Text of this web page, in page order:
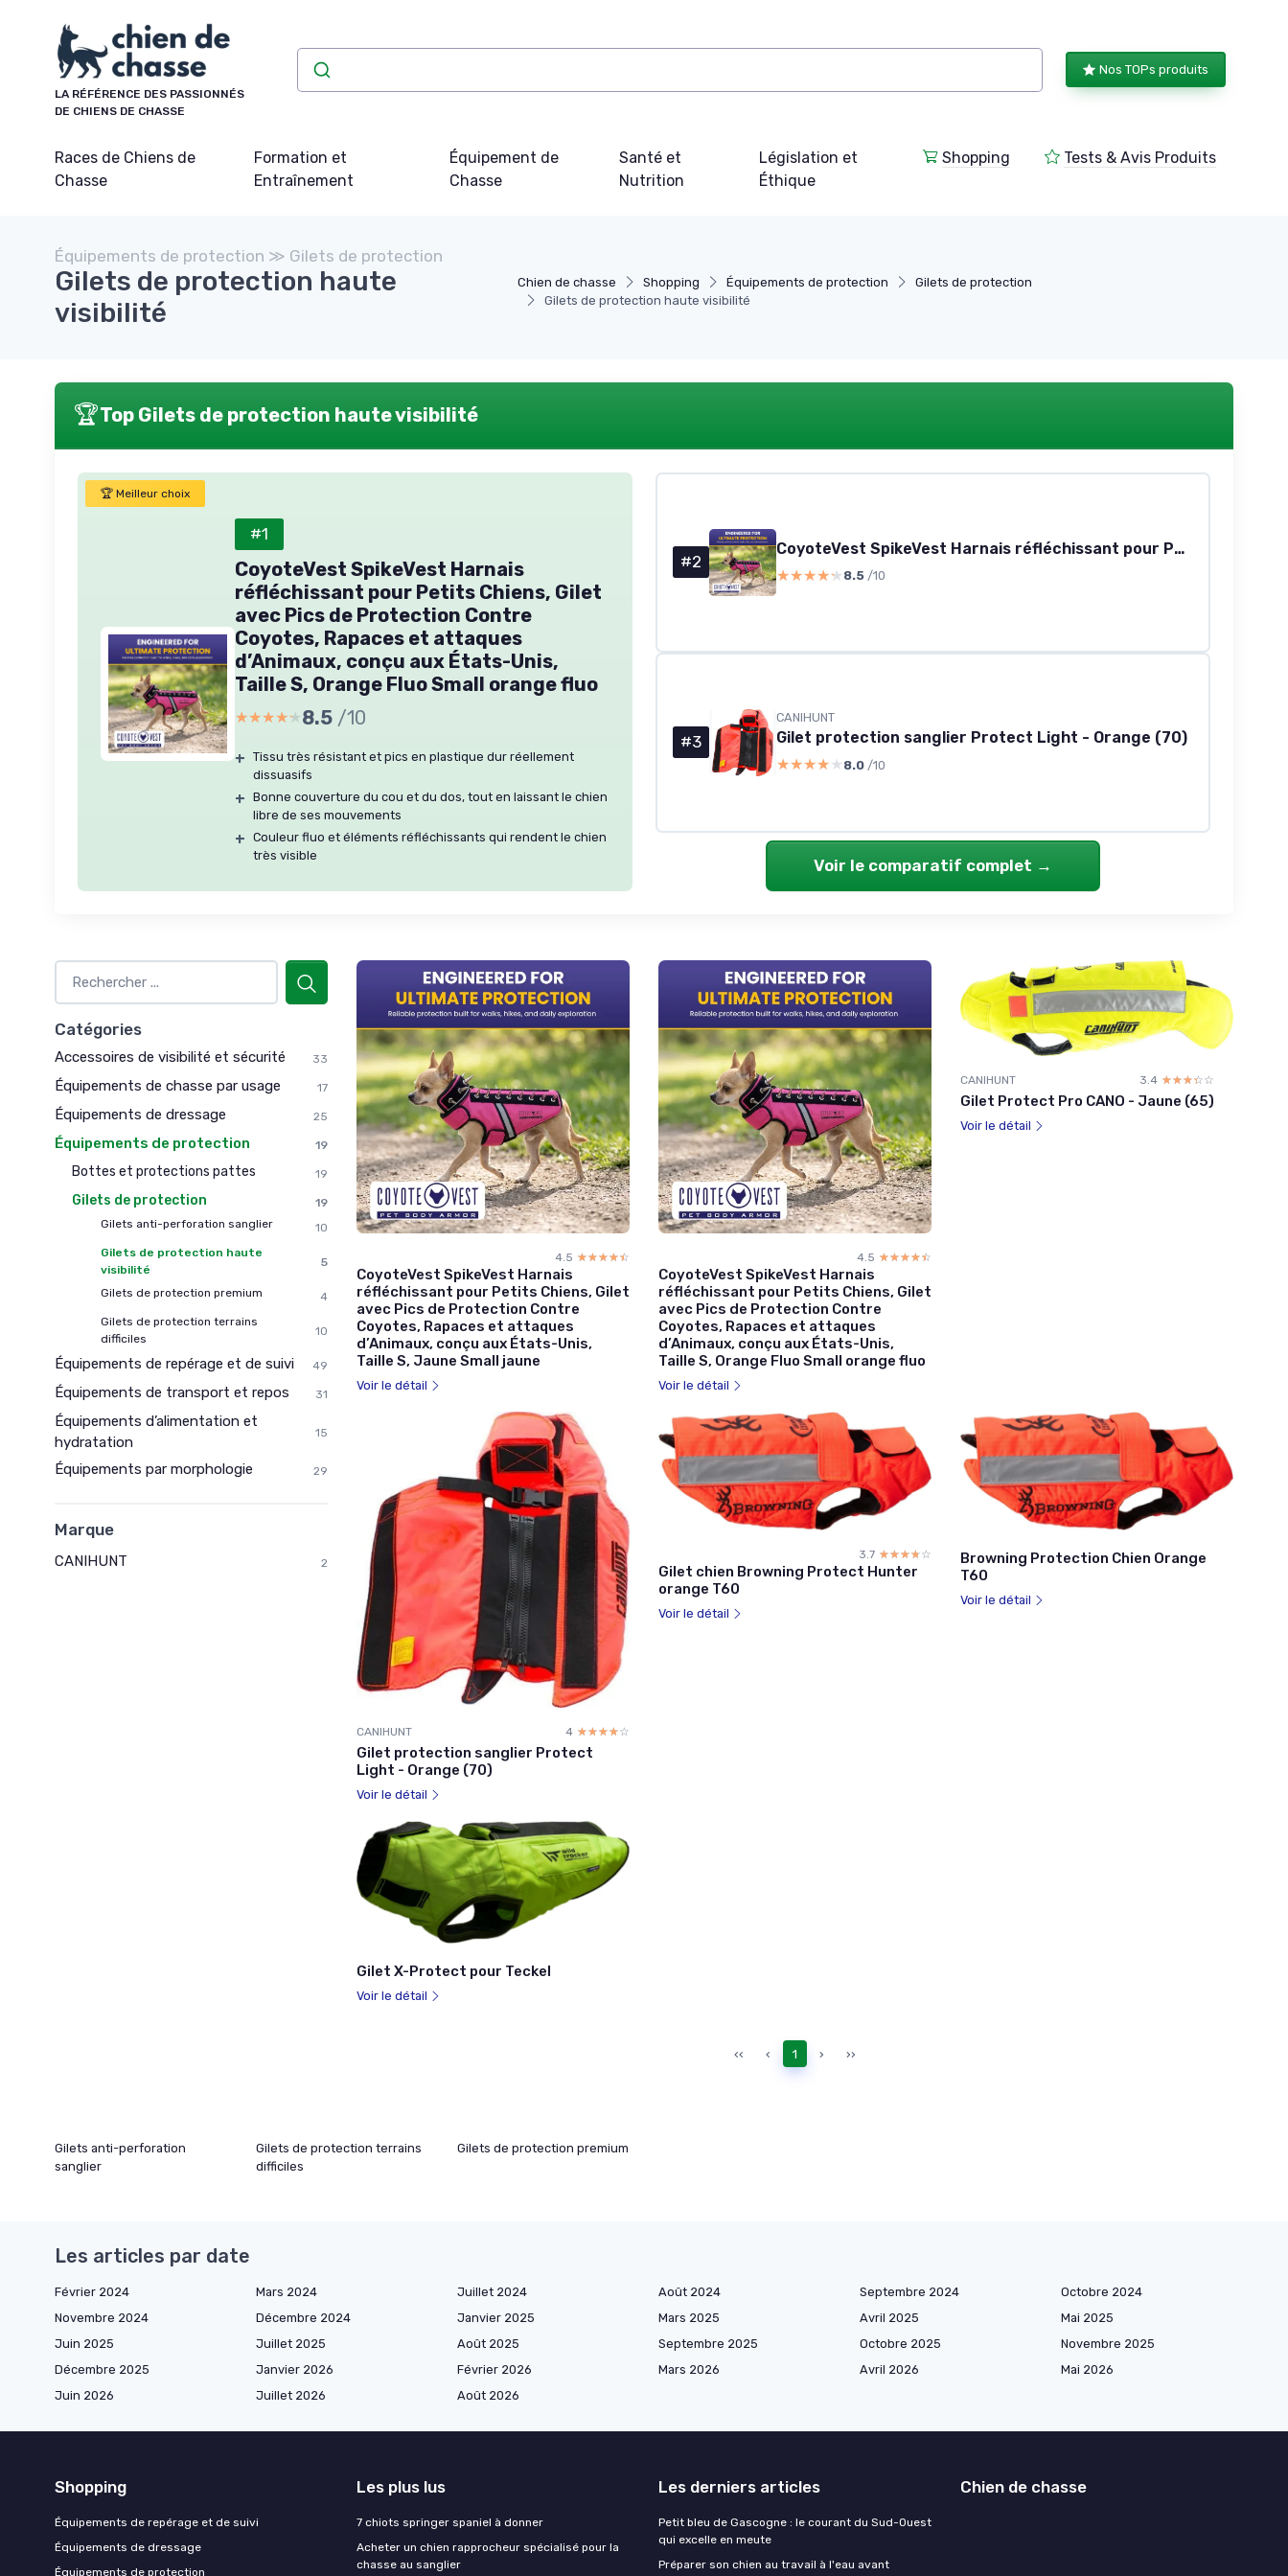
LA RÉFÉRENCE DES PASSIONNÉS
DE CHIENS DE CHASSE
Nos TOPs produits
Races de Chiens de
Chasse
Formation et
Entraînement
Équipement de
Chasse
Santé et
Nutrition
Législation et
Éthique
Shopping Tests & Avis Produits
Chien de chasse Shopping Équipements de protection
Gilets de protection
Gilets de protection haute visibilité
Équipements de protection ≫ Gilets de protection
Gilets de protection haute
visibilité
🏆Top Gilets de protection haute visibilité
🏆 Meilleur choix
#1
CoyoteVest SpikeVest Harnais
réfléchissant pour Petits Chiens, Gilet
avec Pics de Protection Contre
Coyotes, Rapaces et attaques
d’Animaux, conçu aux États-Unis,
Taille S, Orange Fluo Small orange fluo
★★★★★
★★★★★8.5 /10
+ Tissu très résistant et pics en plastique dur réellement
dissuasifs
+ Bonne couverture du cou et du dos, tout en laissant le chien
libre de ses mouvements
+ Couleur fluo et éléments réfléchissants qui rendent le chien
très visible
#2
CoyoteVest SpikeVest Harnais réfléchissant pour Petits Chiens, Gilet avec Pics de Protection Contre Coyotes, Rapaces et attaques d’Animaux, conçu aux États-Unis, Taille S, Jaune Small jaune
★★★★★
★★★★★ 8.5 /10
#3
CANIHUNT
Gilet protection sanglier Protect Light - Orange (70)
★★★★★
★★★★★ 8.0 /10
Voir le comparatif complet →
Catégories
Accessoires de visibilité et sécurité 33
Équipements de chasse par usage 17
Équipements de dressage 25
Équipements de protection 19
Bottes et protections pattes 19
Gilets de protection
19
Gilets anti-perforation sanglier
10
Gilets de protection haute
visibilité
5
Gilets de protection premium
4
Gilets de protection terrains
difficiles
10
Équipements de repérage et de suivi 49
Équipements de transport et repos 31
Équipements d’alimentation et
hydratation
15
Équipements par morphologie 29
Marque
CANIHUNT 2
4.5 ☆☆☆☆☆
★★★★★
CoyoteVest SpikeVest Harnais
réfléchissant pour Petits Chiens, Gilet
avec Pics de Protection Contre
Coyotes, Rapaces et attaques
d’Animaux, conçu aux États-Unis,
Taille S, Jaune Small jaune
Voir le détail
4.5 ☆☆☆☆☆
★★★★★
CoyoteVest SpikeVest Harnais
réfléchissant pour Petits Chiens, Gilet
avec Pics de Protection Contre
Coyotes, Rapaces et attaques
d’Animaux, conçu aux États-Unis,
Taille S, Orange Fluo Small orange fluo
Voir le détail
CANIHUNT 3.4 ☆☆☆☆☆
★★★★★
Gilet Protect Pro CANO - Jaune (65)
Voir le détail
CANIHUNT 4 ☆☆☆☆☆
★★★★★
Gilet protection sanglier Protect
Light - Orange (70)
Voir le détail
3.7 ☆☆☆☆☆
★★★★★
Gilet chien Browning Protect Hunter
orange T60
Voir le détail
Browning Protection Chien Orange
T60
Voir le détail
Gilet X-Protect pour Teckel
Voir le détail
‹‹ ‹ 1 › ››
Gilets anti-perforation
sanglier
Gilets de protection terrains
difficiles
Gilets de protection premium
Les articles par date
Février 2024 Mars 2024 Juillet 2024 Août 2024 Septembre 2024
Octobre 2024
Novembre 2024
Décembre 2024 Janvier 2025 Mars 2025 Avril 2025
Mai 2025
Juin 2025
Juillet 2025 Août 2025 Septembre 2025 Octobre 2025
Novembre 2025
Décembre 2025
Janvier 2026 Février 2026 Mars 2026 Avril 2026
Mai 2026
Juin 2026
Juillet 2026 Août 2026
Shopping
Équipements de repérage et de suivi
Équipements de dressage
Équipements de protection
Les plus lus
7 chiots springer spaniel à donner
Acheter un chien rapprocheur spécialisé pour la
chasse au sanglier
Les derniers articles
Petit bleu de Gascogne : le courant du Sud-Ouest
qui excelle en meute
Préparer son chien au travail à l'eau avant
Chien de chasse